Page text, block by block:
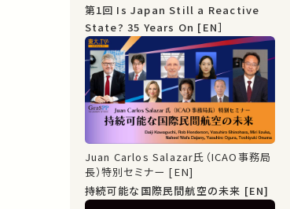
第1回 Is Japan Still a Reactive
State? 35 Years On [EN］
Juan Carlos Salazar氏（ICAO事務局
長）特別セミナー [EN]
持続可能な国際民間航空の未来 [EN]